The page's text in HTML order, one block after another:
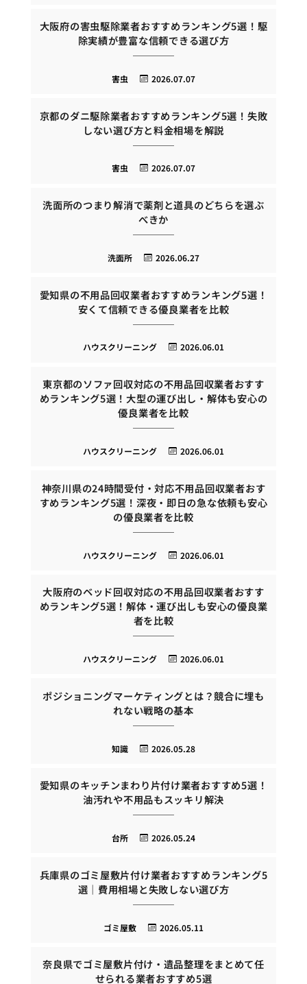
大阪府の害虫駆除業者おすすめランキング5選！駆
除実績が豊富な信頼できる選び方
2026.07.07
害虫
京都のダニ駆除業者おすすめランキング5選！失敗
しない選び方と料金相場を解説
2026.07.07
害虫
洗面所のつまり解消で薬剤と道具のどちらを選ぶ
べきか
2026.06.27
洗面所
愛知県の不用品回収業者おすすめランキング5選！
安くて信頼できる優良業者を比較
2026.06.01
ハウスクリーニング
東京都のソファ回収対応の不用品回収業者おすす
めランキング5選！大型の運び出し・解体も安心の
優良業者を比較
2026.06.01
ハウスクリーニング
神奈川県の24時間受付・対応不用品回収業者おす
すめランキング5選！深夜・即日の急な依頼も安心
の優良業者を比較
2026.06.01
ハウスクリーニング
大阪府のベッド回収対応の不用品回収業者おすす
めランキング5選！解体・運び出しも安心の優良業
者を比較
2026.06.01
ハウスクリーニング
ポジショニングマーケティングとは？競合に埋も
れない戦略の基本
2026.05.28
知識
愛知県のキッチンまわり片付け業者おすすめ5選！
油汚れや不用品もスッキリ解決
2026.05.24
台所
兵庫県のゴミ屋敷片付け業者おすすめランキング5
選｜費用相場と失敗しない選び方
2026.05.11
ゴミ屋敷
奈良県でゴミ屋敷片付け・遺品整理をまとめて任
せられる業者おすすめ5選